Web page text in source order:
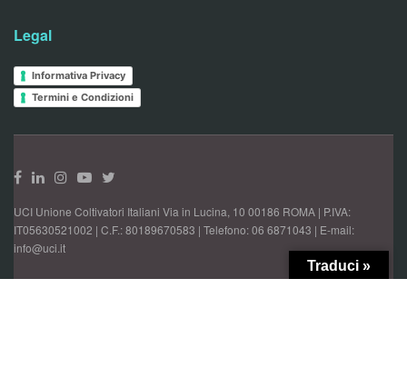
Legal
Informativa Privacy
Termini e Condizioni
UCI Unione Coltivatori Italiani Via in Lucina, 10 00186 ROMA | P.IVA:
IT05630521002 | C.F.: 80189670583 | Telefono: 06 6871043 | E-mail:
info@uci.it
Traduci »